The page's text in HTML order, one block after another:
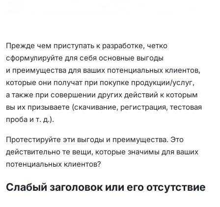
Прежде чем приступать к разработке, четко
сформулируйте для себя основные выгоды
и преимущества для ваших потенциальных клиентов,
которые они получат при покупке продукции/услуг,
а также при совершении других действий к которым
вы их призываете (скачивание, регистрация, тестовая
проба и т. д.).
Протестируйте эти выгоды и преимущества. Это
действительно те вещи, которые значимы для ваших
потенциальных клиентов?
Слабый заголовок или его отсутствие